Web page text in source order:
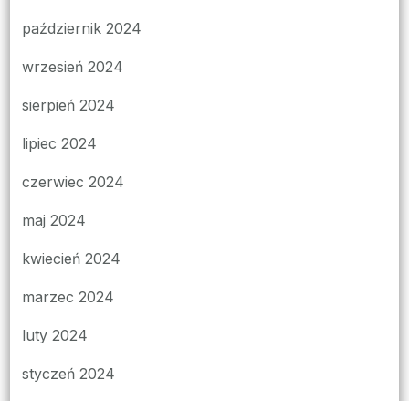
październik 2024
wrzesień 2024
sierpień 2024
lipiec 2024
czerwiec 2024
maj 2024
kwiecień 2024
marzec 2024
luty 2024
styczeń 2024